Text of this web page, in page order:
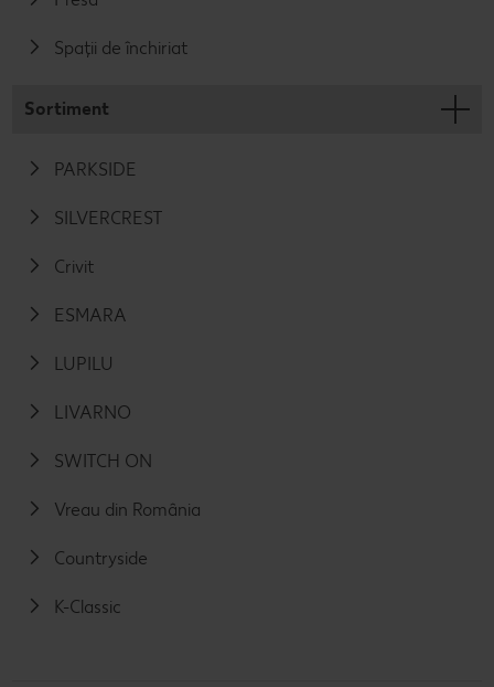
Spații de închiriat
Sortiment
PARKSIDE
SILVERCREST
Crivit
ESMARA
LUPILU
LIVARNO
SWITCH ON
Vreau din România
Countryside
K-Classic